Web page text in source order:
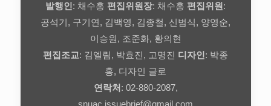
발행인 : 채수홍 편집위원장: 채수홍 편집위원 :
공석기, 구기연, 김백영, 김종철, 신범식, 양영순,
이승원, 조준화, 황의현
편집조교: 김엘림, 박효진, 고명진 디자인 : 박종
홍, 디자인 글로
연락처 : 02-880-2087,